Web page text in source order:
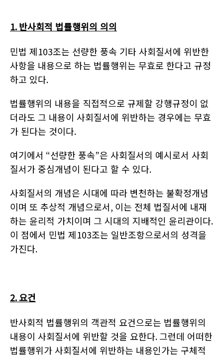
1.반사회적 법률행위의 의의
민법 제103조는 선량한 풍속 기타 사회질서에 위반한
사항을 내용으로 하는 법률행위는 무효로 한다고 규정
하고 있다.
법률행위의 내용을 직접적으로 규제할 강행규정이 없
더라도 그 내용이 사회질서에 위반하는 경우에는 무효
가 된다는 것이다.
여기에서 “선량한 풍속”은 사회질서의 예시로서 사회
질서가 중심개념이 된다고 할 수 있다.
사회질서의 개념은 시대에 따라 변천하는 불확정개념
이며 또 추상적 개념으로서, 이는 전체 법질서에 내재
하는 윤리적 가치이며 그 시대의 지배적인 윤리관이다.
이 점에서 민법 제103조는 일반조항으로서의 성격을
가진다.
2.요건
반사회적 법률행위의 객관적 요건으로는 법률행위의
내용이 사회질서에 위반할 것을 요한다.그런데 어떠한
법률행위가 사회질서에 위반하는 내용인가는 구체적